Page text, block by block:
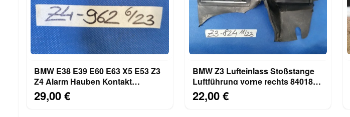
BMW E38 E39 E60 E63 X5 E53 Z3
Z4 Alarm Hauben Kontakt
Schalter 4157962
29,00 €
BMW Z3 Lufteinlass Stoßstange
Luftführung vorne rechts 8401824
Luftkanal
22,00 €